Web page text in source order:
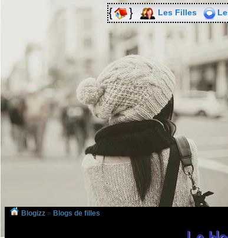
Les Filles
Blogizz » Blogs de filles